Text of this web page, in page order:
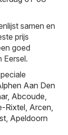
samen en
prijs
goed
Eersel.
Aan Den
, Abcoude,
Rixtel, Arcen,
, Apeldoorn